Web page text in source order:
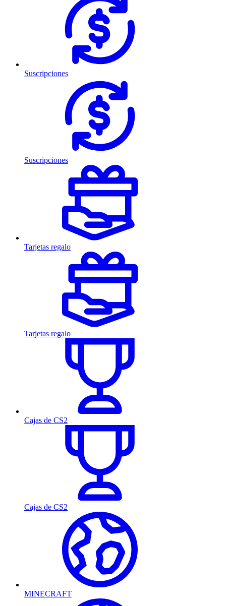
Suscripciones
Suscripciones
Tarjetas regalo
Tarjetas regalo
Cajas de CS2
Cajas de CS2
MINECRAFT